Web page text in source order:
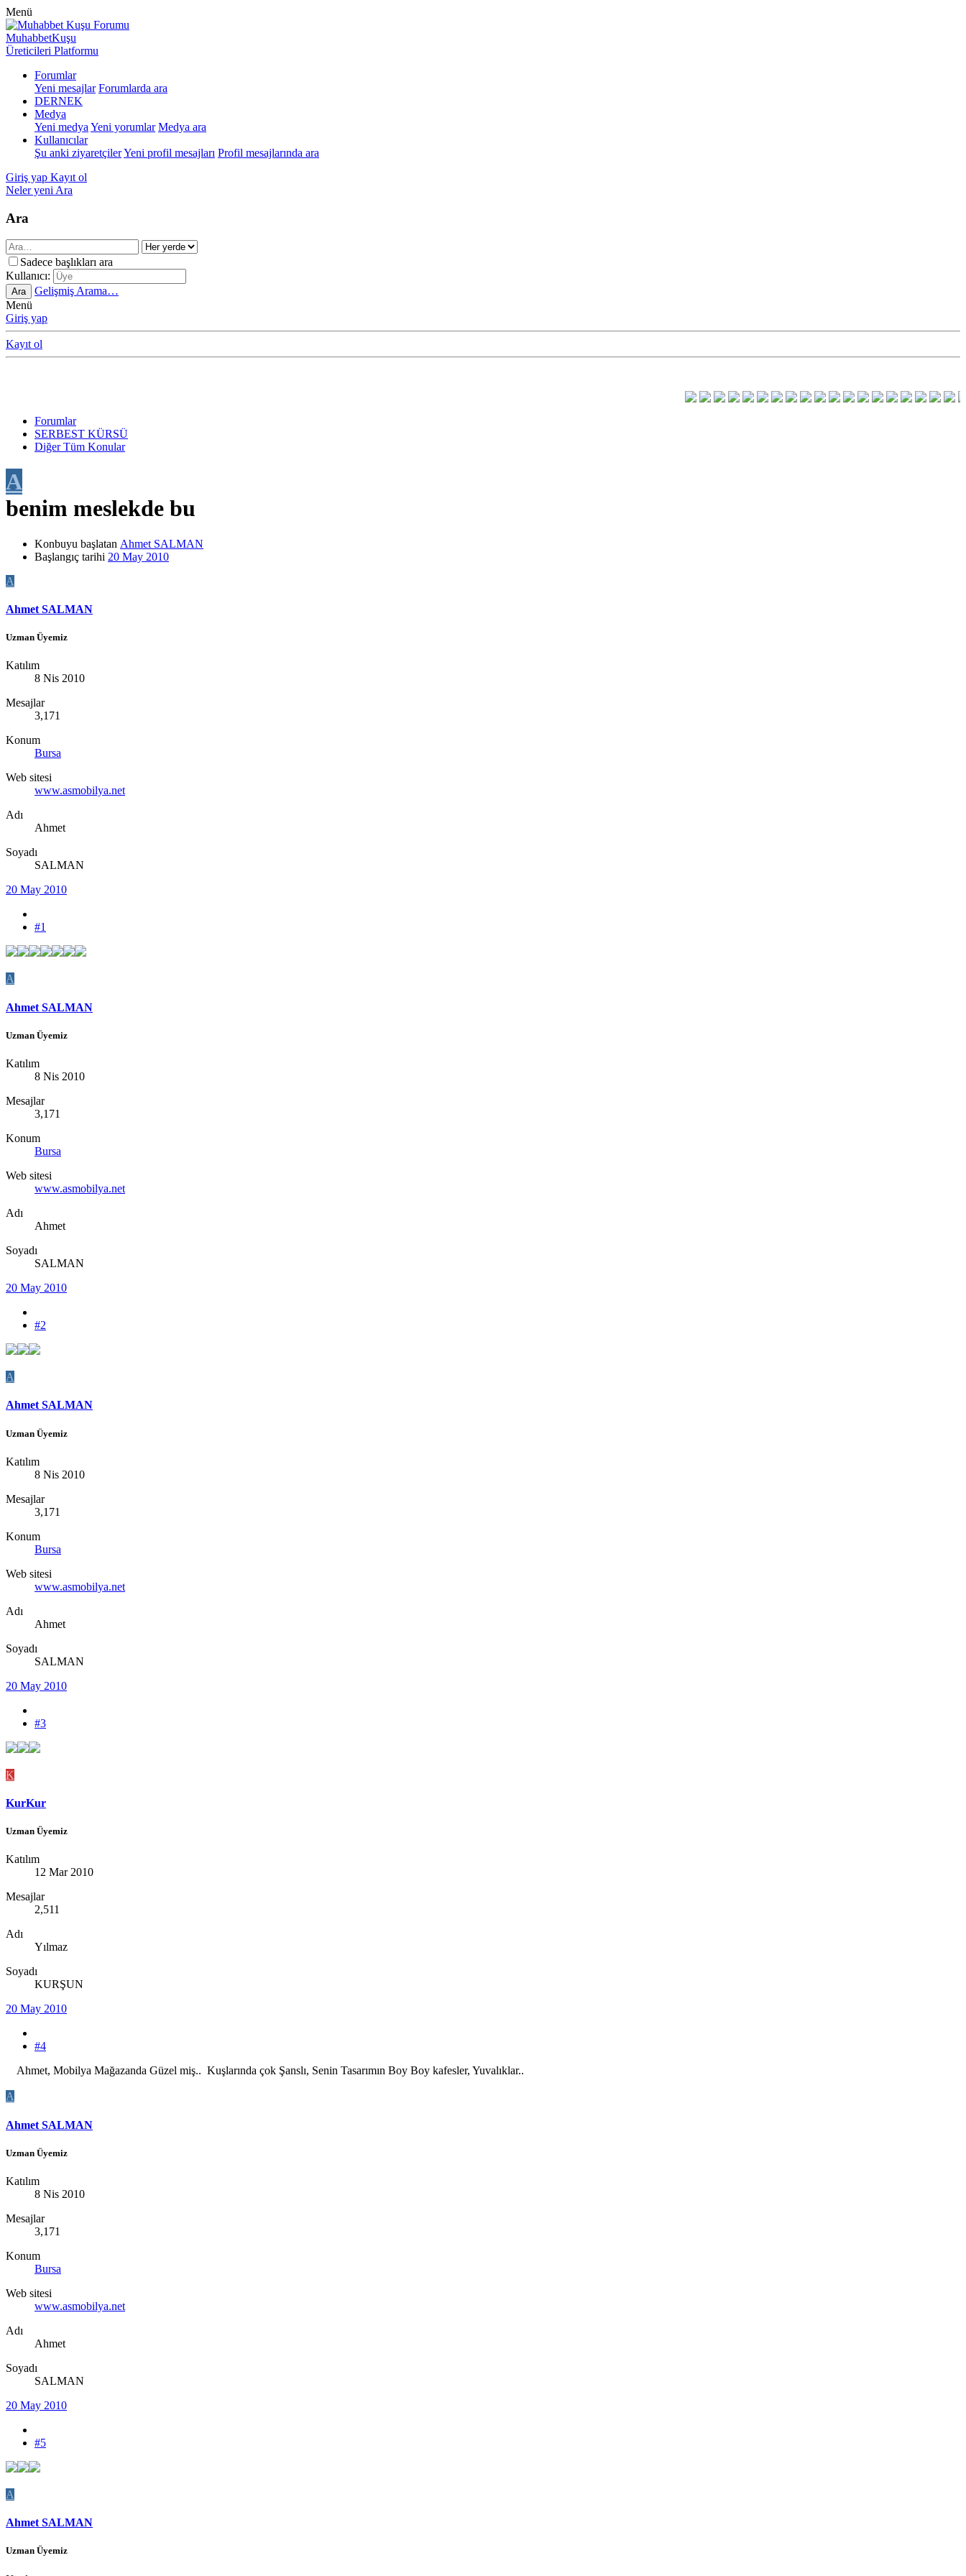
Menü
MuhabbetKuşu
Üreticileri Platformu
Forumlar
Yeni mesajlar Forumlarda ara
DERNEK
Medya
Yeni medya Yeni yorumlar Medya ara
Kullanıcılar
Şu anki ziyaretçilerYeni profil mesajları Profil mesajlarında ara
Giriş yap Kayıt ol
Neler yeni Ara
Ara
Sadece başlıkları ara
Kullanıcı:
Ara
Gelişmiş Arama…
Menü
Giriş yap
Kayıt ol
Forumlar
SERBEST KÜRSÜ
Diğer Tüm Konular
A
benim meslekde bu
Konbuyu başlatan Ahmet SALMAN
Başlangıç tarihi 20 May 2010
A
Ahmet SALMAN
Uzman Üyemiz
Katılım
8 Nis 2010
Mesajlar
3,171
Konum
Bursa
Web sitesi
www.asmobilya.net
Adı
Ahmet
Soyadı
SALMAN
20 May 2010
#1
A
Ahmet SALMAN
Uzman Üyemiz
Katılım
8 Nis 2010
Mesajlar
3,171
Konum
Bursa
Web sitesi
www.asmobilya.net
Adı
Ahmet
Soyadı
SALMAN
20 May 2010
#2
A
Ahmet SALMAN
Uzman Üyemiz
Katılım
8 Nis 2010
Mesajlar
3,171
Konum
Bursa
Web sitesi
www.asmobilya.net
Adı
Ahmet
Soyadı
SALMAN
20 May 2010
#3
K
KurKur
Uzman Üyemiz
Katılım
12 Mar 2010
Mesajlar
2,511
Adı
Yılmaz
Soyadı
KURŞUN
20 May 2010
#4
Ahmet, Mobilya Mağazanda Güzel miş.. Kuşlarında çok Şanslı, Senin Tasarımın Boy Boy kafesler, Yuvalıklar..
A
Ahmet SALMAN
Uzman Üyemiz
Katılım
8 Nis 2010
Mesajlar
3,171
Konum
Bursa
Web sitesi
www.asmobilya.net
Adı
Ahmet
Soyadı
SALMAN
20 May 2010
#5
A
Ahmet SALMAN
Uzman Üyemiz